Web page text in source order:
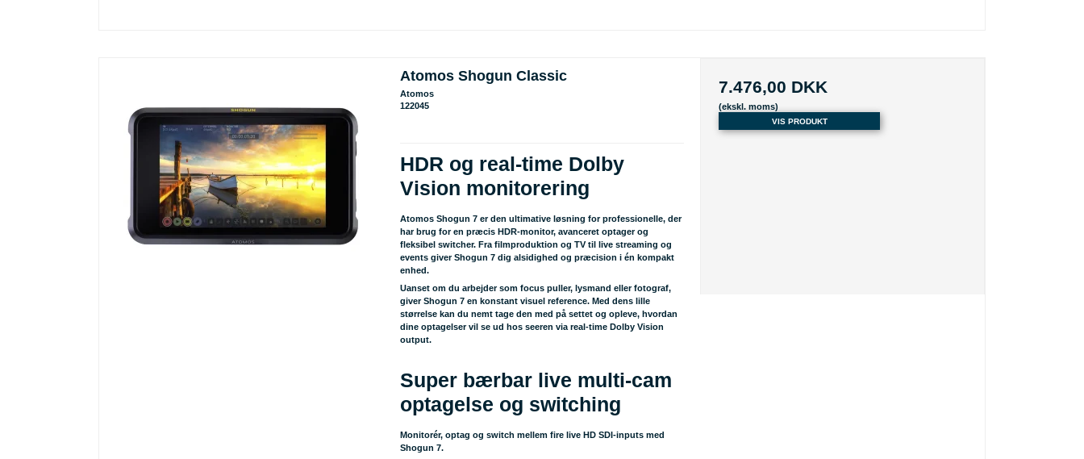
Atomos Shogun Classic
Atomos
122045
HDR og real-time Dolby
Vision monitorering
Atomos Shogun 7 er den ultimative løsning for professionelle, der
har brug for en præcis HDR-monitor, avanceret optager og
fleksibel switcher. Fra filmproduktion og TV til live streaming og
events giver Shogun 7 dig alsidighed og præcision i én kompakt
enhed.
Uanset om du arbejder som focus puller, lysmand eller fotograf,
giver Shogun 7 en konstant visuel reference. Med dens lille
størrelse kan du nemt tage den med på settet og opleve, hvordan
dine optagelser vil se ud hos seeren via real-time Dolby Vision
output.
Super bærbar live multi-cam
optagelse og switching
Monitorér, optag og switch mellem fire live HD SDI-inputs med
Shogun 7.
7.476,00 DKK
(ekskl. moms)
VIS PRODUKT